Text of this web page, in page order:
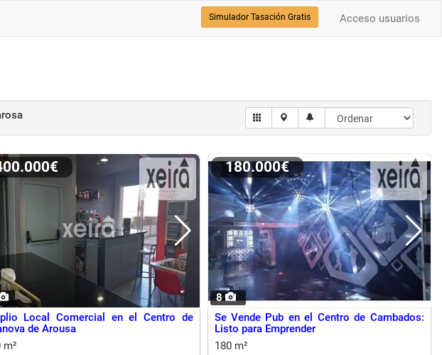
Acceso usuarios
Simulador Tasación Gratis
400.000€
Local Comercial en el Centro de
de Arousa
m²
8
180.000€
Se Vende Pub en el Centro de Cambados:
Listo para Emprender
180 m²